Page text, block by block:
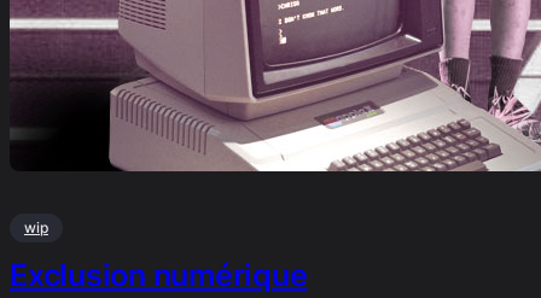
wip
Exclusion numérique